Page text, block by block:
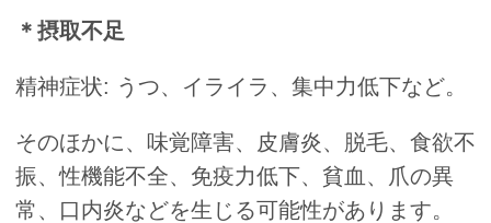
＊摂取不足
精神症状: うつ、イライラ、集中力低下など。
そのほかに、味覚障害、皮膚炎、脱毛、食欲不
振、性機能不全、免疫力低下、貧血、爪の異
常、口内炎などを生じる可能性があります。